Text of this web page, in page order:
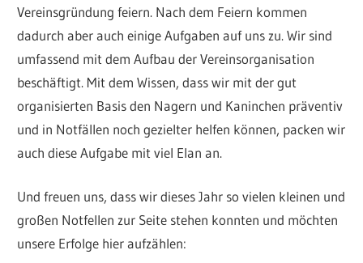
Vereinsgründung feiern. Nach dem Feiern kommen
dadurch aber auch einige Aufgaben auf uns zu. Wir sind
umfassend mit dem Aufbau der Vereinsorganisation
beschäftigt. Mit dem Wissen, dass wir mit der gut
organisierten Basis den Nagern und Kaninchen präventiv
und in Notfällen noch gezielter helfen können, packen wir
auch diese Aufgabe mit viel Elan an.
Und freuen uns, dass wir dieses Jahr so vielen kleinen und
großen Notfellen zur Seite stehen konnten und möchten
unsere Erfolge hier aufzählen: